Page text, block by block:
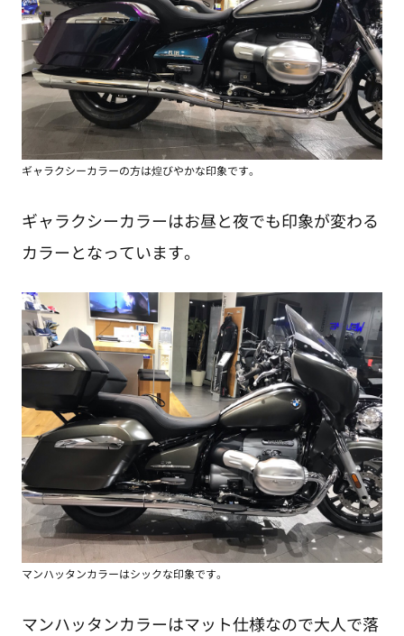
ギャラクシーカラーの方は煌びやかな印象です。
ギャラクシーカラーはお昼と夜でも印象が変わる
カラーとなっています。
マンハッタンカラーはシックな印象です。
マンハッタンカラーはマット仕様なので大人で落